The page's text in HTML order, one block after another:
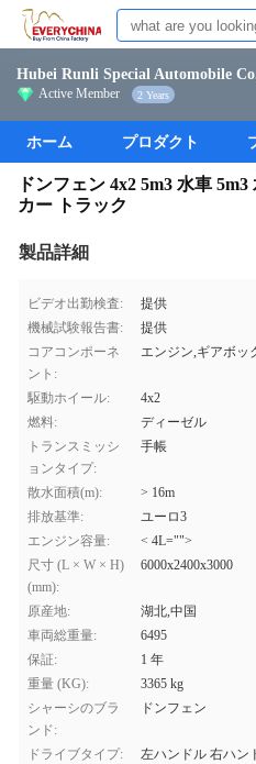
Hubei Runli Special Automobile
Active Member 2 Years
ホーム プロダクト
ドンフェン 4x2 5m3 水車
カー トラック
製品詳細
ビデオ出勤検査:
提供
機械試験報告書:
提供
コアコンポーネ
ント:
エンジン,ギアボッ
駆動ホイール:
4x2
燃料:
ディーゼル
トランスミッシ
ョンタイプ:
手帳
散水面積(m):
> 16m
排放基準:
ユーロ3
エンジン容量:
< 4L="">
尺寸 (L × W × H)
(mm):
6000x2400x3000
原産地:
湖北,中国
車両総重量:
6495
保証:
1 年
重量 (KG):
3365 kg
シャーシのブラ
ンド:
ドンフェン
ドライブタイプ:
左ハンドル 右ハン